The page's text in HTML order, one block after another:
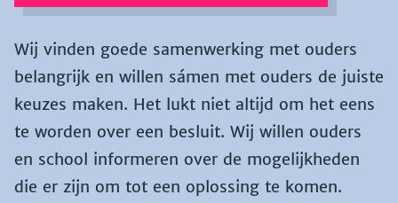
Wij vinden goede samenwerking met ouders
belangrijk en willen sámen met ouders de juiste
keuzes maken. Het lukt niet altijd om het eens
te worden over een besluit. Wij willen ouders
en school informeren over de mogelijkheden
die er zijn om tot een oplossing te komen.